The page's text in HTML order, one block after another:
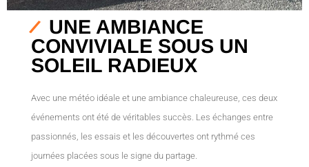
UNE AMBIANCE
CONVIVIALE SOUS UN
SOLEIL RADIEUX
Avec une météo idéale et une ambiance chaleureuse, ces deux
événements ont été de véritables succès. Les échanges entre
passionnés, les essais et les découvertes ont rythmé ces
journées placées sous le signe du partage.